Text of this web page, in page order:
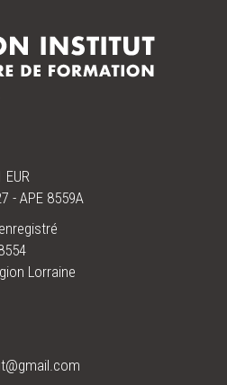
- APE 8559A
Lorraine